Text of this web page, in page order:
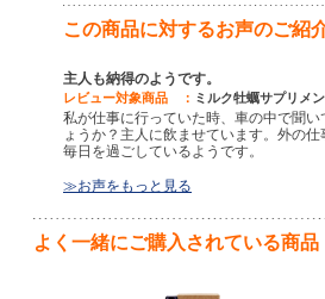
この商品に対するお声のご紹
主人も納得のようです。
レビュー対象商品 ： ミルク牡蠣サプリメ
私が仕事に行っていた時、車の中で聞
ょうか？主人に飲ませています。外の
毎日を過ごしているようです。
≫お声をもっと見る
よく一緒にご購入されている商品